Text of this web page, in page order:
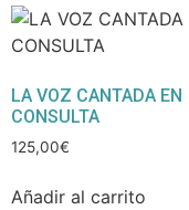
LA VOZ CANTADA EN
CONSULTA
125,00€
Añadir al carrito